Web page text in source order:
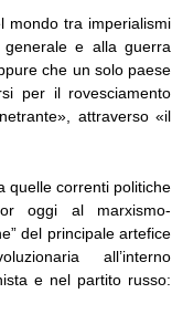
mondo tra imperialismi
e alla guerra
che un solo paese
per il rovesciamento
attraverso «il
quelle correnti politiche
oggi al marxismo-
del principale artefice
all’interno
e nel partito russo: